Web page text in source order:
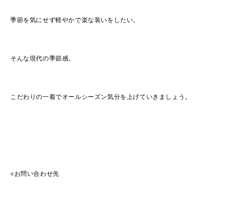
季節を気にせず軽やかで楽な装いをしたい。
そんな現代の季節感。
こだわりの一着でオールシーズン気分を上げていきましょう。
○お問い合わせ先